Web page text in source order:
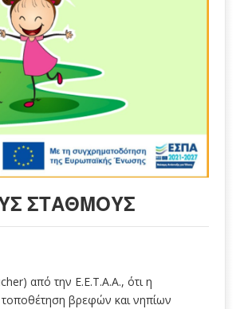
ΣΤΑΘΜΟΎΣ
από την Ε.Ε.Τ.Α.Α., ότι η
βρεφών και νηπίων